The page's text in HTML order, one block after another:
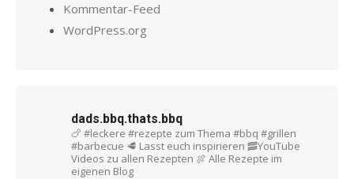
Kommentar-Feed
WordPress.org
dads.bbq.thats.bbq
🍗 #leckere #rezepte zum Thema #bbq #grillen
#barbecue 🥩 Lasst euch inspirieren 🥓YouTube
Videos zu allen Rezepten 🍖 Alle Rezepte im
eigenen Blog